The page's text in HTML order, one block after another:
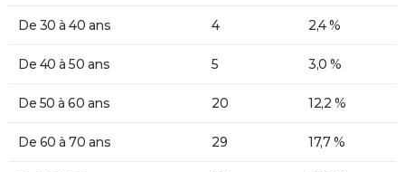
De 30 à 40 ans 4 2,4 %
De 40 à 50 ans 5 3,0 %
De 50 à 60 ans 20 12,2 %
De 60 à 70 ans 29 17,7 %